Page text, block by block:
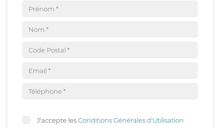
J'accepte lesConditions Générales d'Utilisation